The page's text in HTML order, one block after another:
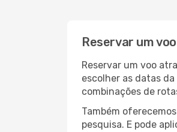
Reservar um
Reservar um voo
escolher as datas
combinações de
Também
pesquisa. E pode